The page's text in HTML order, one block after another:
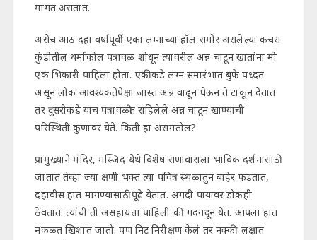
मागत असतात.
असेच आठ दहा वर्षापूर्वी एका लग्नाच्या हॉल समोर असलेल्या कचरा
कुंडीतील थर्माकोल पत्रावळ शोधून त्यावरील अन्न चाटून खातांना मी
एक भिकारी पाहिला होता. एकीकडे लग्न समारंभात बुफे पध्दत
असून लोक आवश्यकतेपेक्षा जास्त अन्न वाढून घेऊन ते टाकून देतात
तर दुसरीकडे याच पत्रावळीत राहिलेले अन्न चाटून खाण्याची
परिस्थिती कुणावर येते. किती हा असमतोल?
प्रामुख्याने मंदिर, मस्जिद येथे विशेष सणावाराला भाविक दर्शनासाठी
जातात तेव्हा ज्या क्षणी भक्त त्या पवित्र स्थळातुन बाहेर फडतात,
दहावीस हात मागण्यासाठी पूढे येतात. अगदी पायावर डोकही
ठेवतात. त्यांची ती असहायत्ता पाहिली की गदगदून येत. आपला हात
नकळत खिशात जातो. पण निट निरीक्षण केलं तर नक्की लक्षात